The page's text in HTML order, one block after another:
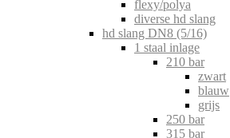
flexy/polya
diverse hd slang
hd slang DN8 (5/16)
1 staal inlage
210 bar
zwart
blauw
grijs
250 bar
315 bar